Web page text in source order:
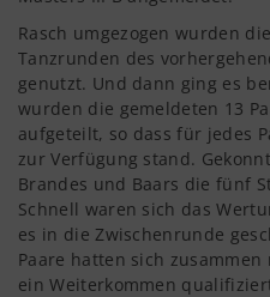
Rasch umgezogen wurden
Tanzrunden des
genutzt. Und dann ging es
wurden die gemeldeten 13
aufgeteilt, so dass für jedes
zur Verfügung stand.
Brandes und Baars die fünf
Schnell waren sich das
es in die Zwischenrunde
Paare hatten sich
ein Weiterkommen